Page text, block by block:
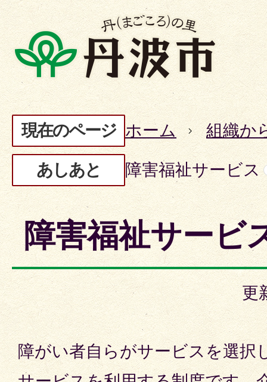
現在のページ ホーム 組織か
あしあと 障害福祉サービス
障害福祉サービ
更
障がい者自らがサービスを選択